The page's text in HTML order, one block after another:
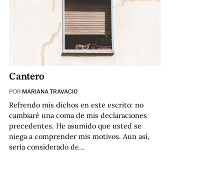
Cantero
POR MARIANA TRAVACIO
Refrendo mis dichos en este escrito: no
cambiaré una coma de mis declaraciones
precedentes. He asumido que usted se
niega a comprender mis motivos. Aun así,
sería considerado de…